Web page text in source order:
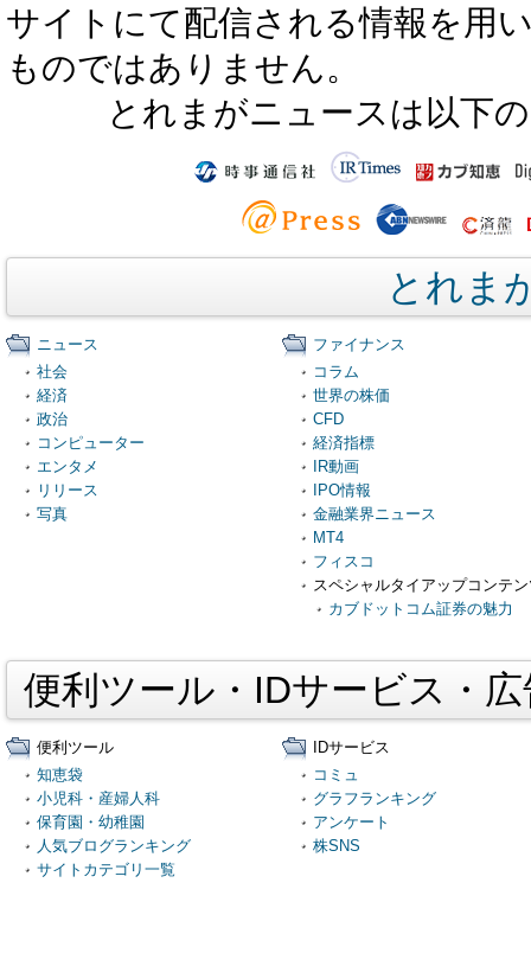
サイトにて配信される情報を用
ものではありません。
とれまがニュースは以下
とれま
ニュース
社会
経済
政治
コンピューター
エンタメ
リリース
写真
ファイナンス
コラム
世界の株価
CFD
経済指標
IR動画
IPO情報
金融業界ニュース
MT4
フィスコ
スペシャルタイアップコンテ
カブドットコム証券の魅力
便利ツール・IDサービス・
便利ツール
知恵袋
小児科・産婦人科
保育園・幼稚園
人気ブログランキング
サイトカテゴリ一覧
IDサービス
コミュ
グラフランキング
アンケート
株SNS